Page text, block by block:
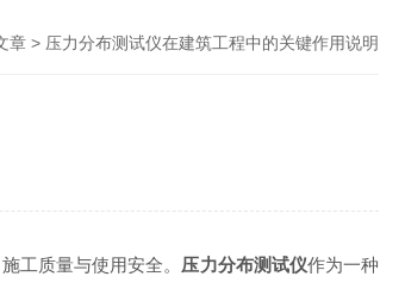
章 > 压力分布测试仪在建筑工程中的关键作用说明
工质量与使用安全。 压力分布测试仪作为一种